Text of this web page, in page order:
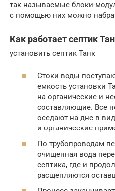
так называемые блоки-
с помощью них можно
Как работает септик
установить септик Танк
Стоки воды
емкость установки
на органические и
составляющие. Все
оседают на дне в
и органические
По трубопроводам
очищенная вода
септика, где и
расщепляются